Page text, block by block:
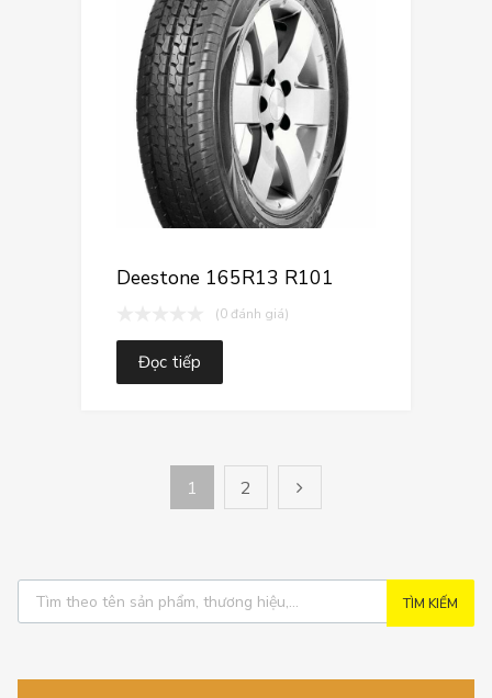
Deestone 165R13 R101
(0 đánh giá)
Đọc tiếp
1 2
TÌM KIẾM